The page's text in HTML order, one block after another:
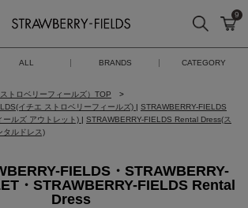
STRAWBERRY-FIELDS
検索 カ
9
ALL BRANDS CATEGORY
トロベリーフィールズ）TOP
イチエ ストロベリーフィールズ) | STRAWBERRY-FIELDS
ールズ アウトレット) | STRAWBERRY-FIELDS Rental Dress(ス
タルドレス)
FIELDS・STRAWBERRY-
・STRAWBERRY-FIELDS Rental
Dress